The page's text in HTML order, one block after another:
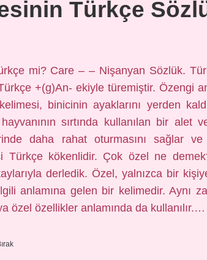
Türkçe
mi? Care – – Nişanyan Sözlük.
+(g)An- ekiyle türemiştir. Özengi
binicinin ayaklarını yerden
sırtında kullanılan bir alet
daha rahat oturmasını sağlar ve
Türkçe kökenlidir. Çok özel ne
derledik. Özel, yalnızca bir
anlamına gelen bir kelimedir. Aynı
özel özellikler anlamında da kullanılır.…